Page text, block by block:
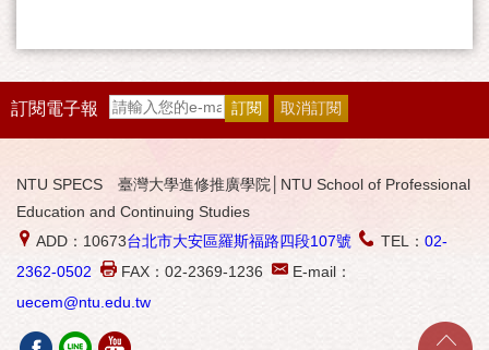
訂閱電子報
NTU SPECS 臺灣大學進修推廣學院│NTU School of Professional
Education and Continuing Studies
ADD：10673台北市大安區羅斯福路四段107號 TEL： 02-
2362-0502
FAX：02-2369-1236
E-mail：
uecem@ntu.edu.tw